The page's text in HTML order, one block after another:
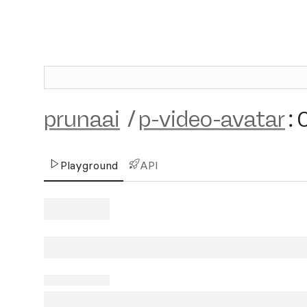
prunaai /p-video-avatar:
Playground API